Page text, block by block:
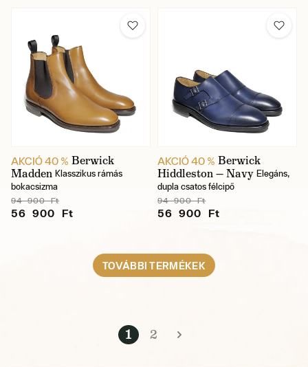
AKCIÓ 40 % Berwick
Madden Klasszikus rámás
bokacsizma
94 900 Ft
56 900 Ft
AKCIÓ 40 % Berwick
Hiddleston — Navy Elegáns,
dupla csatos félcipő
94 900 Ft
56 900 Ft
TOVÁBBI TERMÉKEK
1 2